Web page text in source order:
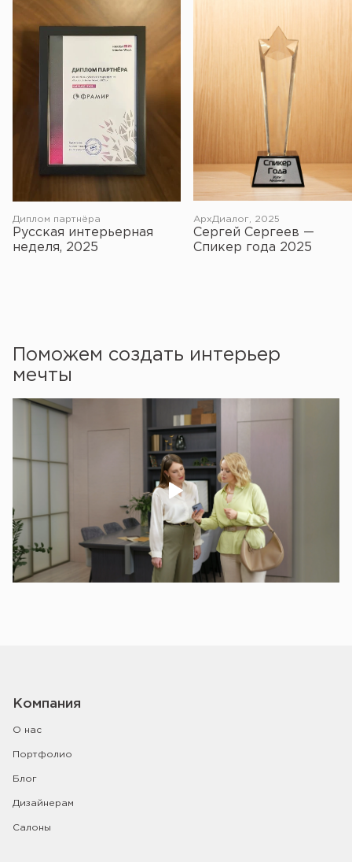
Диплом партнёра
Русская интерьерная
неделя, 2025
АрхДиалог, 2025
Сергей Сергеев —
Спикер года 2025
Поможем создать интерьер
мечты
Компания
О нас
Портфолио
Блог
Дизайнерам
Салоны